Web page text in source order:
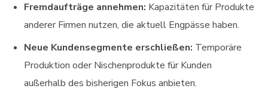
Fremdaufträge annehmen: Kapazitäten für Produkte
anderer Firmen nutzen, die aktuell Engpässe haben.
Neue Kundensegmente erschließen: Temporäre
Produktion oder Nischenprodukte für Kunden
außerhalb des bisherigen Fokus anbieten.